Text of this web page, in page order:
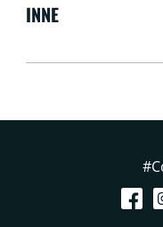
INNE